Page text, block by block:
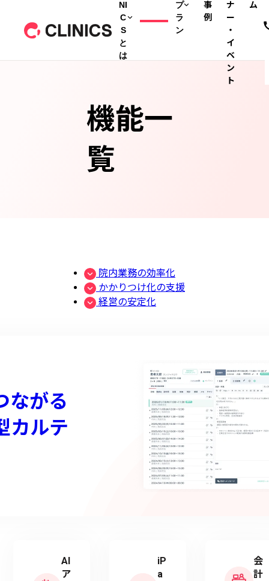
NI
C
S
と
は
プ
ラ
ン
事
例
ナ
ー
・
イ
ベ
ン
ト
ム
機能一
覧
院内業務の効率化
かかりつけ化の支援
経営の安定化
ながる
カルテ
AI
ア
iP
a
会
計